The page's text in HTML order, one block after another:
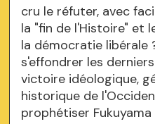
cru le réfuter, avec
la "fin de l'Histoire" et
la démocratie libérale
s'effondrer les
victoire idéologique,
historique de
prophétiser Fukuyama